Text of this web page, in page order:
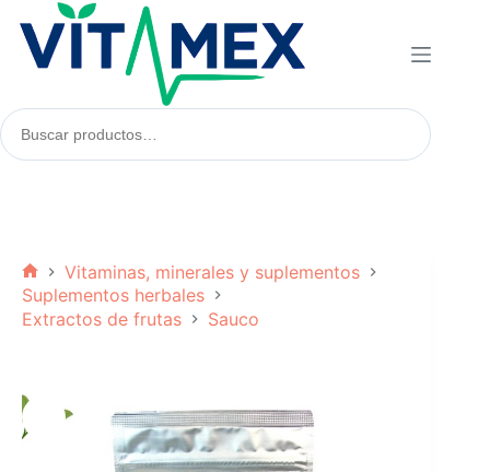
contenido
Buscar
productos:
Inicio
Vitaminas, minerales y suplementos
Suplementos herbales
Extractos de frutas
Sauco